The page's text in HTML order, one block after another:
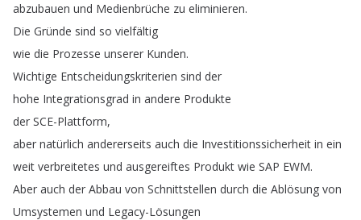
abzubauen und Medienbrüche zu eliminieren.
Die Gründe sind so vielfältig
wie die Prozesse unserer Kunden.
Wichtige Entscheidungskriterien sind der
hohe Integrationsgrad in andere Produkte
der SCE-Plattform,
aber natürlich andererseits auch die Investitionssicherheit in ein
weit verbreitetes und ausgereiftes Produkt wie SAP EWM.
Aber auch der Abbau von Schnittstellen durch die Ablösung von
Umsystemen und Legacy-Lösungen